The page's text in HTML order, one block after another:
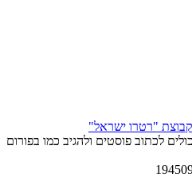
קבוצת "רטרו ישראל"
לכתוב פוסטים ולהגיב כמו בפורום